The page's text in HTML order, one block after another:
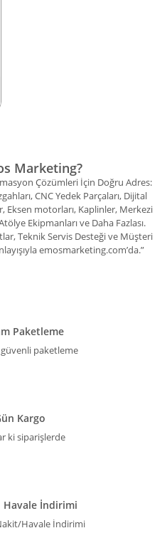
Marketing?
Çözümleri İçin Doğru Adres:
CNC Yedek Parçaları, Dijital
Eksen motorları, Kaplinler, Merkezi
Ekipmanları ve Daha Fazlası.
Teknik Servis Desteği ve Müşteri
emosmarketing.com’da.”
Paketleme
güvenli paketleme
Kargo
ki siparişlerde
Havale İndirimi
Havale İndirimi